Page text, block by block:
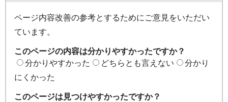
ページ内容改善の参考とするためにご意見をいただい
ています。
このページの内容は分かりやすかったですか？
分かりやすかった
どちらとも言えない
分かり
にくかった
このページは見つけやすかったですか？